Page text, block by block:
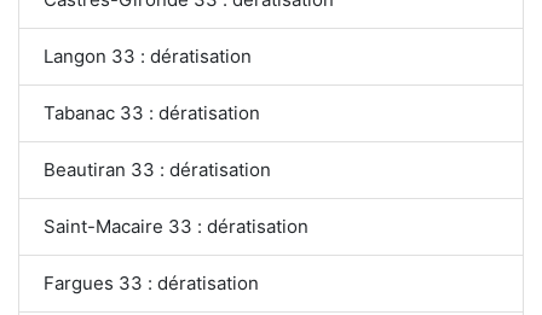
Langon 33 : dératisation
Tabanac 33 : dératisation
Beautiran 33 : dératisation
Saint-Macaire 33 : dératisation
Fargues 33 : dératisation